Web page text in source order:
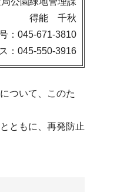
得能 千秋
：045-671-3810
：045-550-3916
ついて、このた
ともに、再発防止